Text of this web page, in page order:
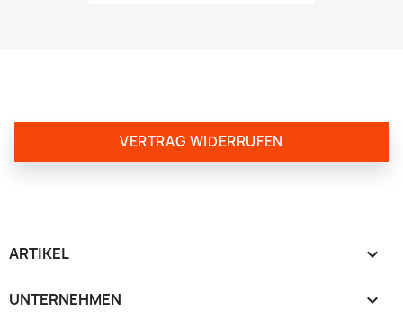
VERTRAG WIDERRUFEN
ARTIKEL 
UNTERNEHMEN 